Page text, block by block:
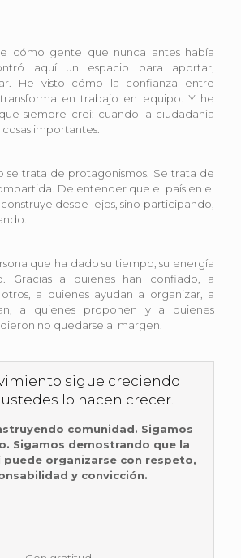
cómo gente que nunca antes había
aquí un espacio para aportar,
He visto cómo la confianza entre
en trabajo en equipo. Y he
siempre creí: cuando la ciudadanía
importantes.
se trata de protagonismos. Se trata de
De entender que el país en el
desde lejos, sino participando,
que ha dado su tiempo, su energía
Gracias a quienes han confiado, a
a quienes ayudan a organizar, a
a quienes proponen y a quienes
no quedarse al margen.
sigue creciendo
lo hacen crecer.
comunidad. Sigamos
Sigamos demostrando que la
puede organizarse con respeto,
y convicción.